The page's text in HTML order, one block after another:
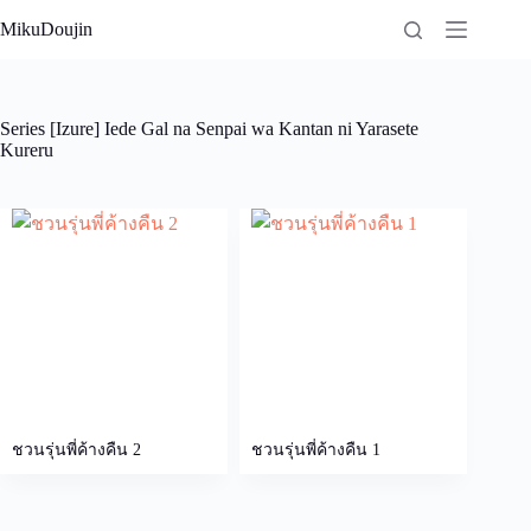
to
MikuDoujin
Series [Izure] Iede Gal na Senpai wa Kantan ni Yarasete
Kureru
ชวนรุ่นพี่ค้างคืน 2 ชวนรุ่นพี่ค้างคืน 1